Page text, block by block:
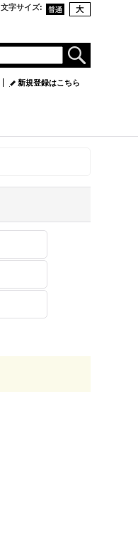
文字サイズ:
新規登録はこちら